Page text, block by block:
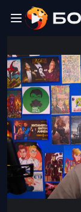
ЩЕЛЧОК
2026
Полезные
материалы
Проверка
сочинений
Тех
поддержка